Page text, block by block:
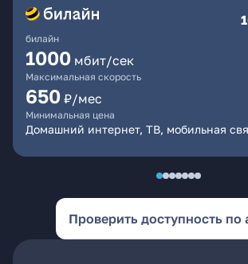
билайн
1000 мбит/сек
Максимальная скорость
650 ₽/мес
Минимальная цена
Домашний интернет, ТВ, мобильная
Проверить доступность по